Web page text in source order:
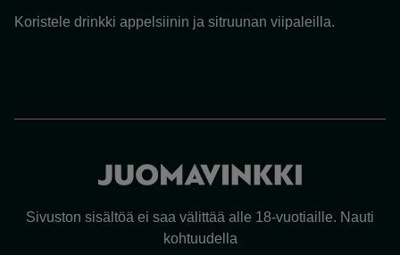
Koristele drinkki appelsiinin ja sitruunan viipaleilla.
Sivuston sisältöä ei saa välittää alle 18-vuotiaille. Nauti
kohtuudella